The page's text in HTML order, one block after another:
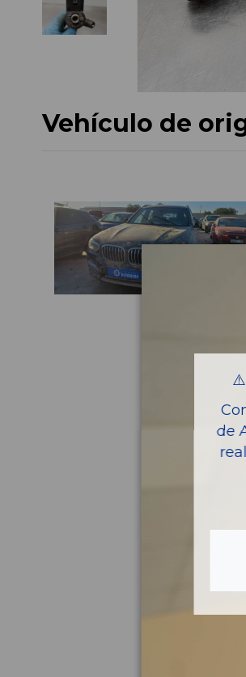
Vehículo de
⚠️
de